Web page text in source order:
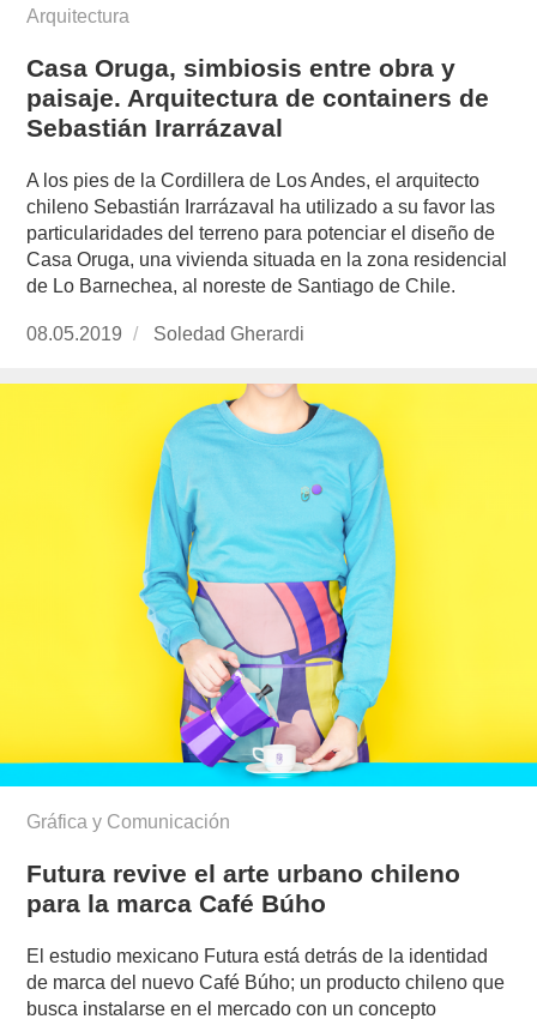
Arquitectura
Casa Oruga, simbiosis entre obra y
paisaje. Arquitectura de containers de
Sebastián Irarrázaval
A los pies de la Cordillera de Los Andes, el arquitecto
chileno Sebastián Irarrázaval ha utilizado a su favor las
particularidades del terreno para potenciar el diseño de
Casa Oruga, una vivienda situada en la zona residencial
de Lo Barnechea, al noreste de Santiago de Chile.
Publicado
08.05.2019
https://www.experimenta.es/author/soledad-
Soledad Gherardi
Gráfica y Comunicación
Futura revive el arte urbano chileno
para la marca Café Búho
El estudio mexicano Futura está detrás de la identidad
de marca del nuevo Café Búho; un producto chileno que
busca instalarse en el mercado con un concepto